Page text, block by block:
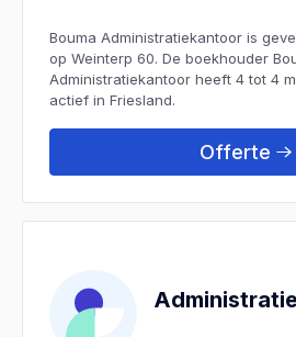
Bouma Administratiekantoor is
op Weinterp 60. De boekhouder
Administratiekantoor heeft 4 tot 4
actief in Friesland.
Offerte